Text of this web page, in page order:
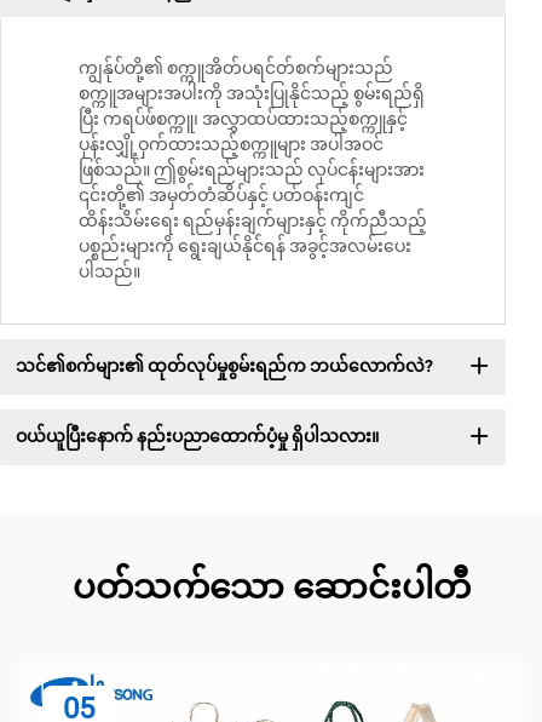
ကျွန်ုပ်တို့၏ စက္ကူအိတ်ပရင်တ်စက်များသည်
စက္ကူအများအပါးကို အသုံးပြုနိုင်သည့် စွမ်းရည်ရှိ
ပြီး ကရပ်ဖ်စက္ကူ၊ အလွှာထပ်ထားသည့်စက္ကူနှင့်
ပုန်းလျှို့ဝှက်ထားသည့်စက္ကူများ အပါအဝင်
ဖြစ်သည်။ ဤစွမ်းရည်များသည် လုပ်ငန်းများအား
၎င်းတို့၏ အမှတ်တံဆိပ်နှင့် ပတ်ဝန်းကျင်
ထိန်းသိမ်းရေး ရည်မှန်းချက်များနှင့် ကိုက်ညီသည့်
ပစ္စည်းများကို ရွေးချယ်နိုင်ရန် အခွင့်အလမ်းပေး
ပါသည်။
သင်၏စက်များ၏ ထုတ်လုပ်မှုစွမ်းရည်က ဘယ်လောက်လဲ?
ဝယ်ယူပြီးနောက် နည်းပညာထောက်ပံ့မှု ရှိပါသလား။
ပတ်သက်သော ဆောင်းပါတီ
05